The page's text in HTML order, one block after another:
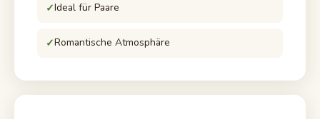
Ideal für Paare
Romantische Atmosphäre